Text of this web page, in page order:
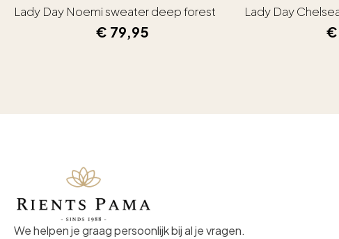
Lady Day Noemi sweater deep forest
€ 79,95
Lady Day
€
We helpen je graag persoonlijk bij al je vragen.